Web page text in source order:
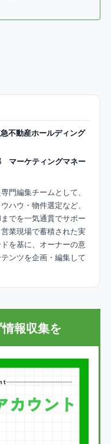
不動産ホールディング
マーケティングマネー
門編集チームとして、
ハウ・物件選定など、
でを一気通貫でサポー
業現場で蓄積された実
を基に、オーナーの意
ンツを企画・編集して
報収集を